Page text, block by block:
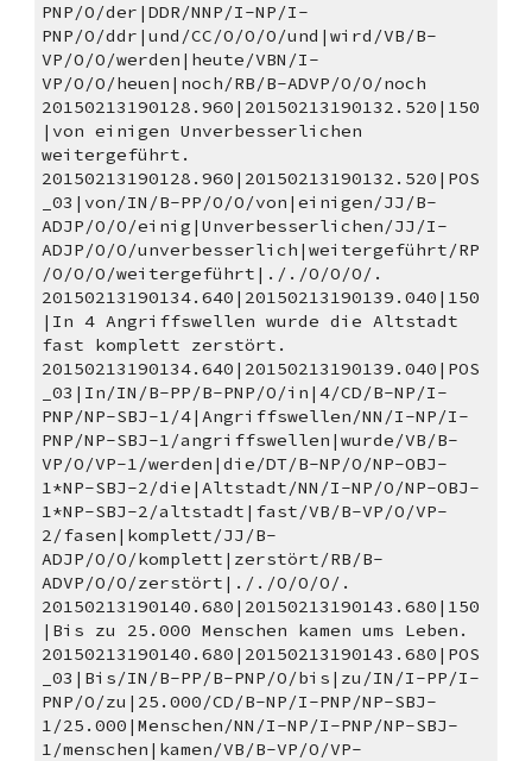
PNP/O/der|DDR/NNP/I-NP/I-
PNP/O/ddr|und/CC/O/O/O/und|wird/VB/B-
VP/O/O/werden|heute/VBN/I-
VP/O/O/heuen|noch/RB/B-ADVP/O/O/noch
20150213190128.960|20150213190132.520|150
|von einigen Unverbesserlichen
weitergeführt.
20150213190128.960|20150213190132.520|POS
_03|von/IN/B-PP/O/O/von|einigen/JJ/B-
ADJP/O/O/einig|Unverbesserlichen/JJ/I-
ADJP/O/O/unverbesserlich|weitergeführt/RP
/O/O/O/weitergeführt|././O/O/O/.
20150213190134.640|20150213190139.040|150
|In 4 Angriffswellen wurde die Altstadt
fast komplett zerstört.
20150213190134.640|20150213190139.040|POS
_03|In/IN/B-PP/B-PNP/O/in|4/CD/B-NP/I-
PNP/NP-SBJ-1/4|Angriffswellen/NN/I-NP/I-
PNP/NP-SBJ-1/angriffswellen|wurde/VB/B-
VP/O/VP-1/werden|die/DT/B-NP/O/NP-OBJ-
1*NP-SBJ-2/die|Altstadt/NN/I-NP/O/NP-OBJ-
1*NP-SBJ-2/altstadt|fast/VB/B-VP/O/VP-
2/fasen|komplett/JJ/B-
ADJP/O/O/komplett|zerstört/RB/B-
ADVP/O/O/zerstört|././O/O/O/.
20150213190140.680|20150213190143.680|150
|Bis zu 25.000 Menschen kamen ums Leben.
20150213190140.680|20150213190143.680|POS
_03|Bis/IN/B-PP/B-PNP/O/bis|zu/IN/I-PP/I-
PNP/O/zu|25.000/CD/B-NP/I-PNP/NP-SBJ-
1/25.000|Menschen/NN/I-NP/I-PNP/NP-SBJ-
1/menschen|kamen/VB/B-VP/O/VP-